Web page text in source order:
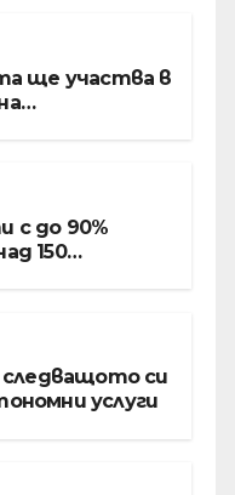
ще участва в
с до 90%
150
следващото си
услуги